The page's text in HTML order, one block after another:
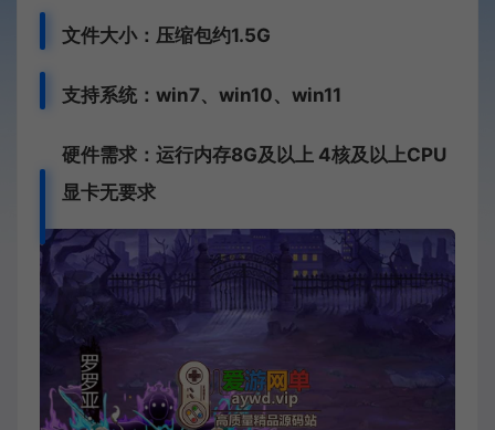
文件大小：压缩包约1.5G
支持系统：win7、win10、win11
硬件需求：运行内存8G及以上 4核及以上CPU
显卡无要求